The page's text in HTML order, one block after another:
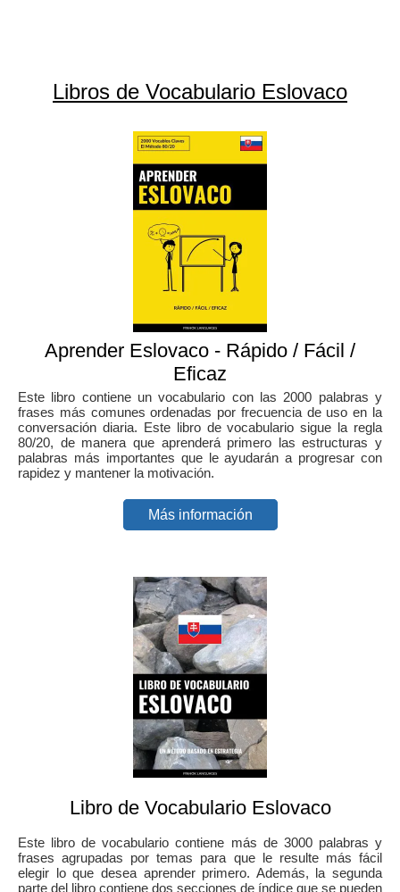
Libros de Vocabulario Eslovaco
Aprender Eslovaco - Rápido / Fácil /
Eficaz
Este libro contiene un vocabulario con las 2000 palabras y
frases más comunes ordenadas por frecuencia de uso en la
conversación diaria. Este libro de vocabulario sigue la regla
80/20, de manera que aprenderá primero las estructuras y
palabras más importantes que le ayudarán a progresar con
rapidez y mantener la motivación.
Más información
Libro de Vocabulario Eslovaco
Este libro de vocabulario contiene más de 3000 palabras y
frases agrupadas por temas para que le resulte más fácil
elegir lo que desea aprender primero. Además, la segunda
parte del libro contiene dos secciones de índice que se pueden